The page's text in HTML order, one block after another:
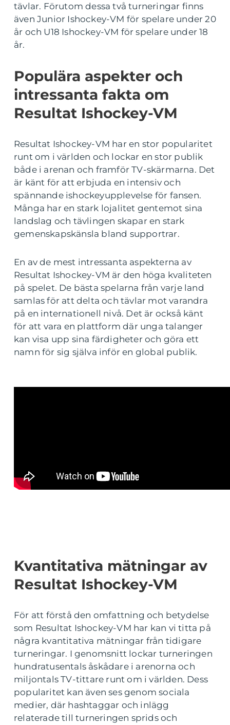
tävlar. Förutom dessa två turneringar finns
även Junior Ishockey-VM för spelare under 20
år och U18 Ishockey-VM för spelare under 18
år.
Populära aspekter och
intressanta fakta om
Resultat Ishockey-VM
Resultat Ishockey-VM har en stor popularitet
runt om i världen och lockar en stor publik
både i arenan och framför TV-skärmarna. Det
är känt för att erbjuda en intensiv och
spännande ishockeyupplevelse för fansen.
Många har en stark lojalitet gentemot sina
landslag och tävlingen skapar en stark
gemenskapskänsla bland supportrar.
En av de mest intressanta aspekterna av
Resultat Ishockey-VM är den höga kvaliteten
på spelet. De bästa spelarna från varje land
samlas för att delta och tävlar mot varandra
på en internationell nivå. Det är också känt
för att vara en plattform där unga talanger
kan visa upp sina färdigheter och göra ett
namn för sig själva inför en global publik.
Kvantitativa mätningar av
Resultat Ishockey-VM
För att förstå den omfattning och betydelse
som Resultat Ishockey-VM har kan vi titta på
några kvantitativa mätningar från tidigare
turneringar. I genomsnitt lockar turneringen
hundratusentals åskådare i arenorna och
miljontals TV-tittare runt om i världen. Dess
popularitet kan även ses genom sociala
medier, där hashtaggar och inlägg
relaterade till turneringen sprids och